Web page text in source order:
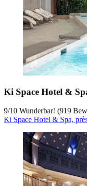
Ki Space Hotel &
9/10 Wunderbar! (919
Ki Space Hotel & Spa,